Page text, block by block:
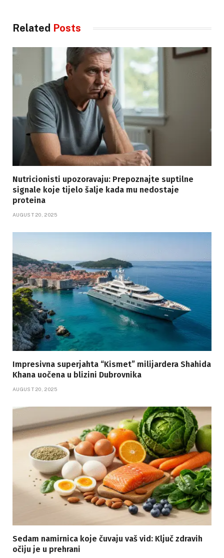
Related Posts
Nutricionisti upozoravaju: Prepoznajte suptilne
signale koje tijelo šalje kada mu nedostaje
proteina
AUGUST 20, 2025
Impresivna superjahta “Kismet” milijardera Shahida
Khana uočena u blizini Dubrovnika
AUGUST 20, 2025
Sedam namirnica koje čuvaju vaš vid: Ključ zdravih
očiju je u prehrani